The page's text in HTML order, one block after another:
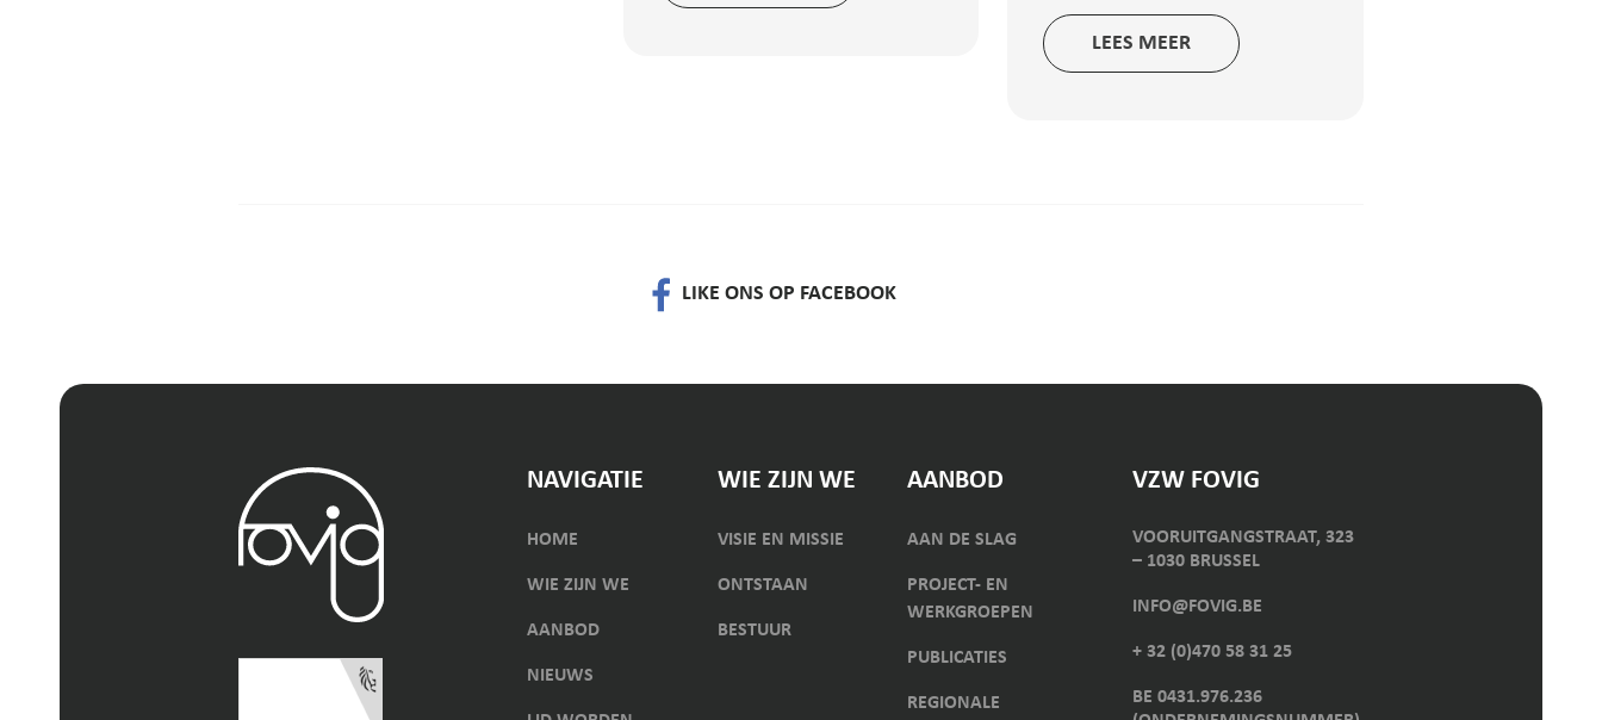
LEES MEER
LIKE ONS OP FACEBOOK
NAVIGATIE
HOME
WIE ZIJN WE
AANBOD
NIEUWS
WIE ZIJN WE
VISIE EN MISSIE
ONTSTAAN
BESTUUR
AANBOD
AAN DE SLAG
PROJECT- EN
WERKGROEPEN
PUBLICATIES
REGIONALE
VZW FOVIG
VOORUITGANGSTRAAT, 323
– 1030 BRUSSEL
INFO@FOVIG.BE
+ 32 (0)470 58 31 25
BE 0431.976.236